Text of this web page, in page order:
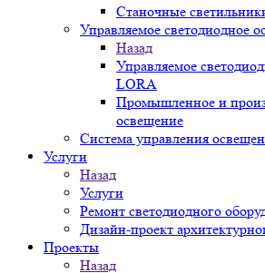
Станочные
Управляемое светодиодное
Назад
Управляемое
LORA
Промышленное и
освещение
Система управления
Услуги
Назад
Услуги
Ремонт светодиодного
Дизайн-проект
Проекты
Назад